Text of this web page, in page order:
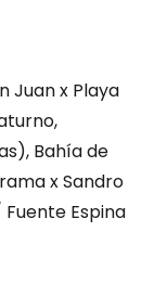
Juan x Playa
Bahía de
x Sandro
Espina